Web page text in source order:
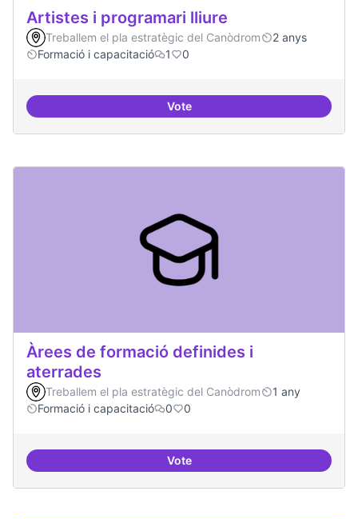
Artistes i programari lliure
Treballem el pla estratègic del Canòdrom
2 anys
Formació i capacitació
1 0
VoteArtistes i programari lliure
Àrees de formació definides i
aterrades
Treballem el pla estratègic del Canòdrom
1 any
Formació i capacitació
0 0
VoteÀrees de formació definides i